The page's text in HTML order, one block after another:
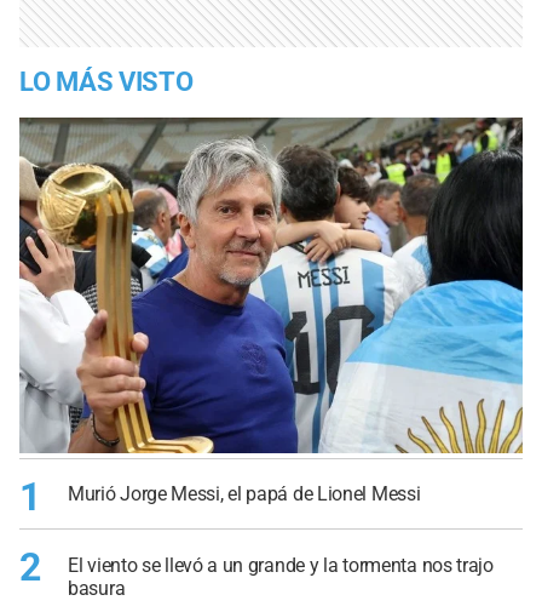
LO MÁS VISTO
1 Murió Jorge Messi, el papá de Lionel Messi
2
El viento se llevó a un grande y la tormenta nos trajo
basura